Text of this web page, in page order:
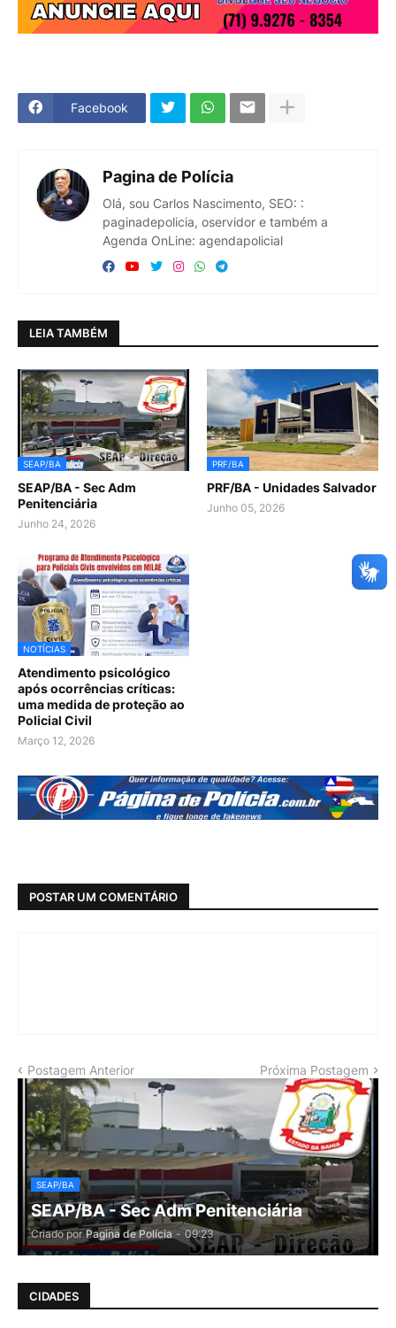
Facebook
Pagina de Polícia
Olá, sou Carlos Nascimento, SEO: :
paginadepolicia, oservidor e também a
Agenda OnLine: agendapolicial
LEIA TAMBÉM
SEAP/BA
SEAP/BA - Sec Adm
Penitenciária
Junho 24, 2026
PRF/BA
PRF/BA - Unidades Salvador
Junho 05, 2026
NOTÍCIAS
Atendimento psicológico
após ocorrências críticas:
uma medida de proteção ao
Policial Civil
Março 12, 2026
POSTAR UM COMENTÁRIO
Postagem Anterior Próxima Postagem
SEAP/BA
SEAP/BA - Sec Adm Penitenciária
Criado por Pagina de Polícia - 09:23
CIDADES